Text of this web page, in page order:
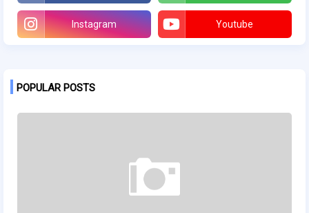
Instagram Youtube
POPULAR POSTS